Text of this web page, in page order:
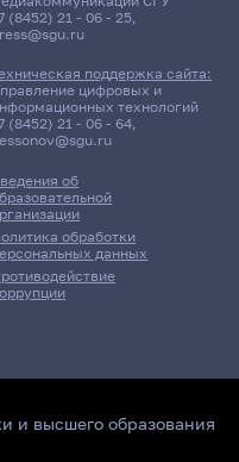
об
обработки
данных
(8452) 21 - 06 - 25,
поддержка сайта:
цифровых и
технологий
(8452) 21 - 06 - 64,
и высшего образования